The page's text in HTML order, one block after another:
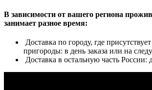
В зависимости от вашего региона
занимает разное время:
Доставка по городу, где
пригороды: в день заказа или на
Доставка в остальную часть России: